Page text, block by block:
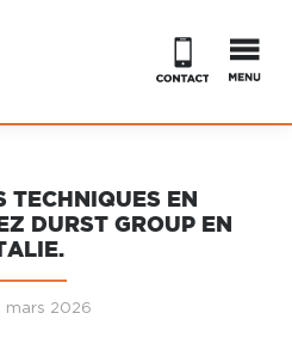
TECHNIQUES EN
DURST GROUP EN
mars 2026